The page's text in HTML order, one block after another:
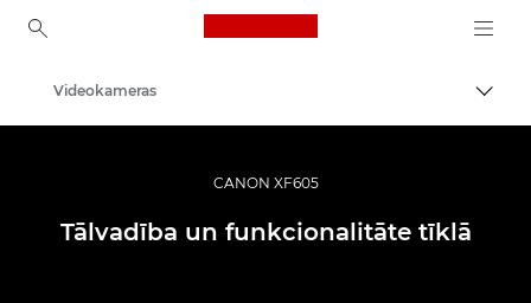
Canon Logo, back to
Videokameras
CANON XF605
Tālvadība un funkcionalitāte tīklā